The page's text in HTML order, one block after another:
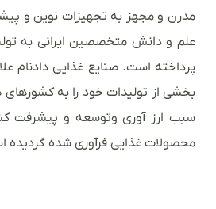
مدرن و مجهز به تجهیزات نوین و
علم و دانش متخصصین ایرانی به
پرداخته است. صنایع غذایی دادنام
بخشی از تولیدات خود را به
سبب ارز آوری وتوسعه و پیشرفت
محصولات غذایی فرآوری شده گردیده